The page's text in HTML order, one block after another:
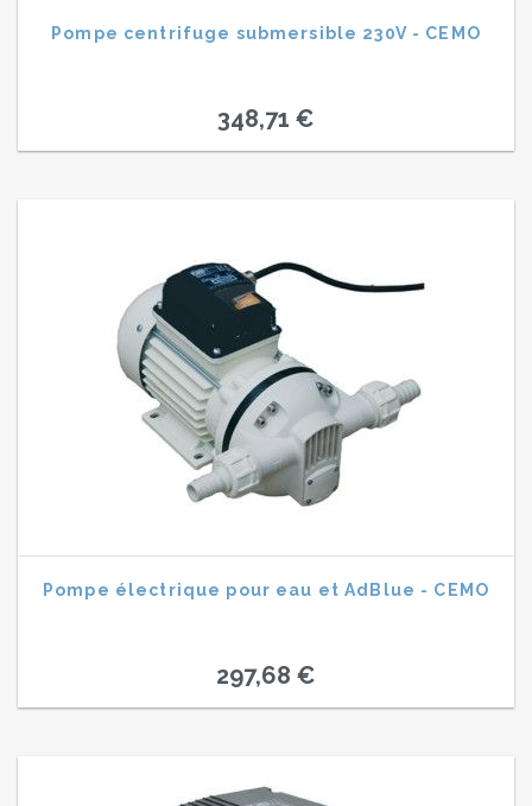
Pompe centrifuge submersible 230V - CEMO
348,71 €
Pompe électrique pour eau et AdBlue - CEMO
297,68 €